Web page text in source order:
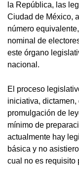
la República, las
Ciudad de México,
número
nominal de
este órgano
nacional.
El proceso
iniciativa,
promulgación de
mínimo de
actualmente hay
básica y no
cual no es requisito